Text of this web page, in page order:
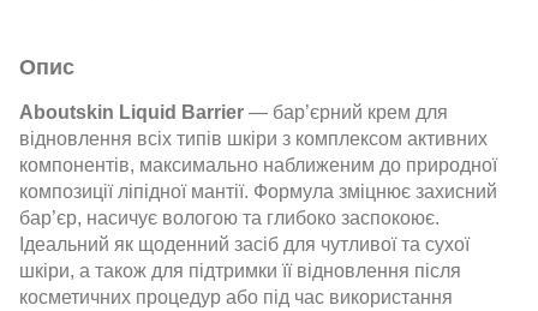
Опис
Aboutskin Liquid Barrier — бар’єрний крем для
відновлення всіх типів шкіри з комплексом активних
компонентів, максимально наближеним до природної
композиції ліпідної мантії. Формула зміцнює захисний
бар’єр, насичує вологою та глибоко заспокоює.
Ідеальний як щоденний засіб для чутливої та сухої
шкіри, а також для підтримки її відновлення після
косметичних процедур або під час використання